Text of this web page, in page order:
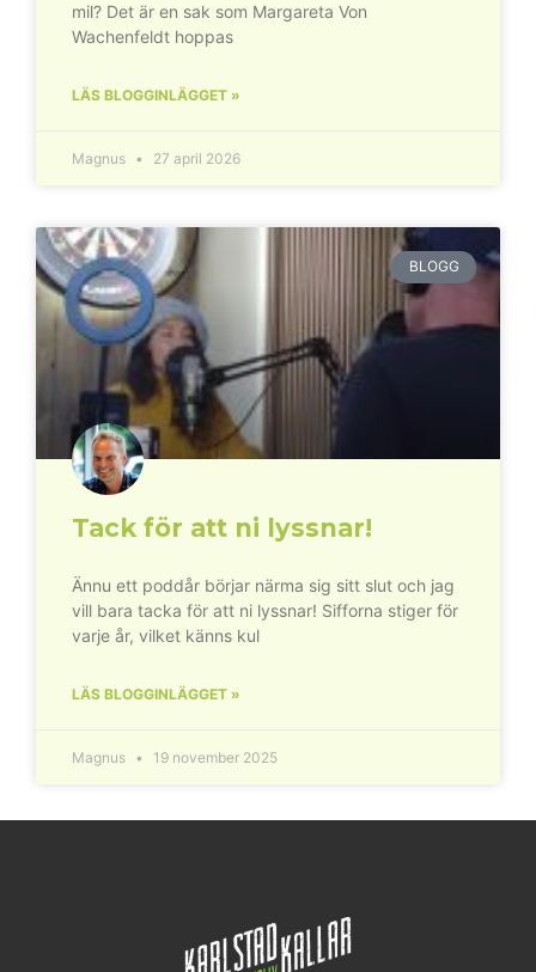
mil? Det är en sak som Margareta Von
Wachenfeldt hoppas
LÄS BLOGGINLÄGGET »
Magnus 27 april 2026
BLOGG
Tack för att ni lyssnar!
Ännu ett poddår börjar närma sig sitt slut och jag
vill bara tacka för att ni lyssnar! Sifforna stiger för
varje år, vilket känns kul
LÄS BLOGGINLÄGGET »
Magnus 19 november 2025